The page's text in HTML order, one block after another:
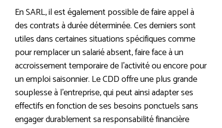
En SARL, il est également possible de faire appel à
des contrats à durée déterminée. Ces derniers sont
utiles dans certaines situations spécifiques comme
pour remplacer un salarié absent, faire face à un
accroissement temporaire de l’activité ou encore pour
un emploi saisonnier. Le CDD offre une plus grande
souplesse à l’entreprise, qui peut ainsi adapter ses
effectifs en fonction de ses besoins ponctuels sans
engager durablement sa responsabilité financière